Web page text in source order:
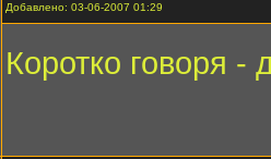
Добавлено: 03-06-2007 01:29
Коротко говоря -